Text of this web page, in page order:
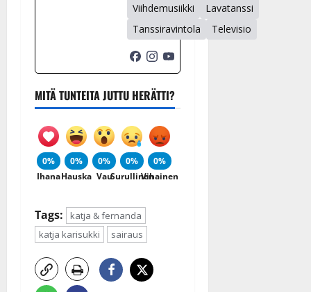
Viihdemusiikki
Lavatanssi
Tanssiravintola
Televisio
MITÄ TUNTEITA JUTTU HERÄTTI?
0%
Ihana
0%
Hauska
0%
Vau
0%
Surullinen
0%
Vihainen
Tags:
katja & fernanda
katja karisukki
sairaus